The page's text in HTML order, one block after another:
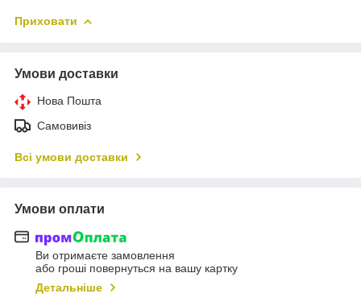
Приховати
Умови доставки
Нова Пошта
Самовивіз
Всі умови доставки
Умови оплати
Ви отримаєте замовлення
або гроші повернуться на вашу картку
Детальніше